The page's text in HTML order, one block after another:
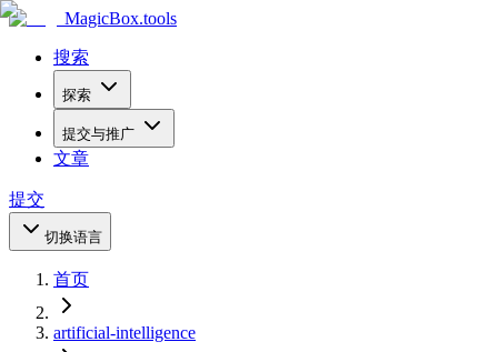
MagicBox.tools
搜索
探索
提交与推广
文章
提交
切换语言
首页
artificial-intelligence